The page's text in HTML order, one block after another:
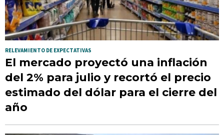
RELEVAMIENTO DE EXPECTATIVAS
El mercado proyectó una inflación
del 2% para julio y recortó el precio
estimado del dólar para el cierre del
año